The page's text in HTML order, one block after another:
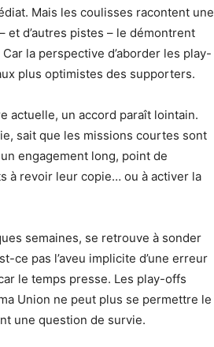
Mais les coulisses racontent une
et d’autres pistes – le démontrent
la perspective d’aborder les play-
plus optimistes des supporters.
actuelle, un accord paraît lointain.
sait que les missions courtes sont
engagement long, point de
à revoir leur copie… ou à activer la
semaines, se retrouve à sonder
ce pas l’aveu implicite d’une erreur
le temps presse. Les play-offs
Union ne peut plus se permettre le
une question de survie.